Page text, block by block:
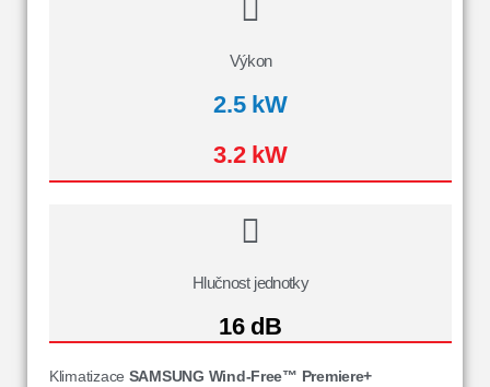
Výkon
2.5 kW
3.2 kW
Hlučnost jednotky
16 dB
Klimatizace SAMSUNG Wind-Free™ Premiere+